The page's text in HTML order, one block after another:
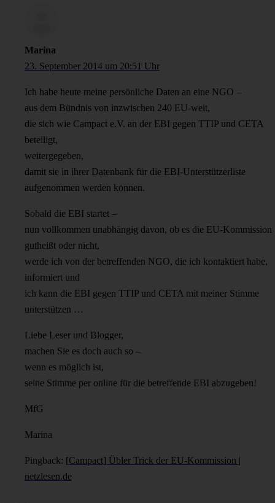
Marina
23. September 2014 um 20:51 Uhr
Ich habe heute meine persönliche Daten an eine NGO –
aus dem Bündnis von inzwischen 240 EU-weit,
die sich wie Campact e.V. an der EBI gegen TTIP und CETA
beteiligt,
weitergegeben,
damit sie in ihrer Datenbank für die EBI-Unterstützerliste
aufgenommen werden können.
Sobald die EBI startet –
nun vollkommen unabhängig davon, ob es die EU-Kommission
gutheißt oder nicht,
werde ich von der betreffenden NGO, die ich kontaktiert habe,
informiert und
ich kann die EBI gegen TTIP und CETA mit meiner Stimme
unterstützen …
Liebe Leser und Blogger,
machen Sie es doch auch so –
wenn es möglich ist,
seine Stimme per online für die betreffende EBI abzugeben!
MfG
Marina
Pingback: [Campact] Übler Trick der EU-Kommission |
netzlesen.de